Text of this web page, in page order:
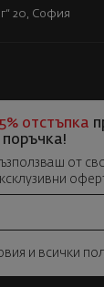
20, София
5% отстъпка
поръчка!
от
и всички